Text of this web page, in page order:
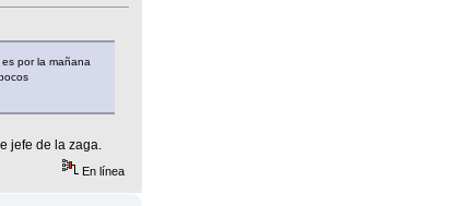
por la mañana
jefe de la zaga.
En línea